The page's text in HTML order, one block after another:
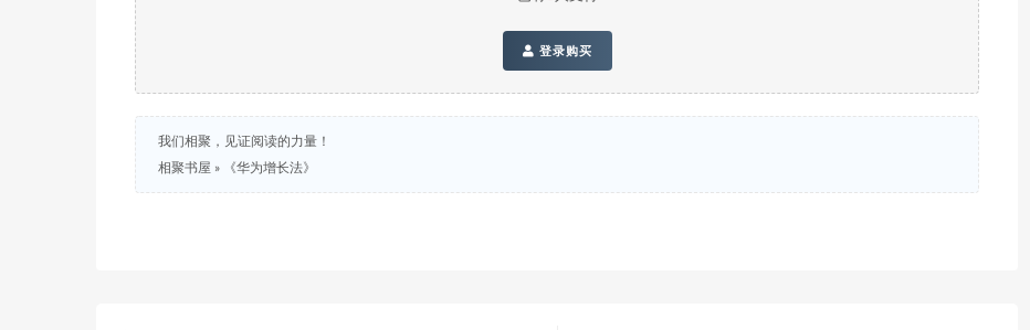
登录购买
我们相聚，见证阅读的力量！
相聚书屋 » 《华为增长法》